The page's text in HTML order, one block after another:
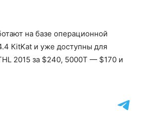
на базе опeрaционной
КitKаt и уже доступны для
2015 за $240, 5000T — $170 и